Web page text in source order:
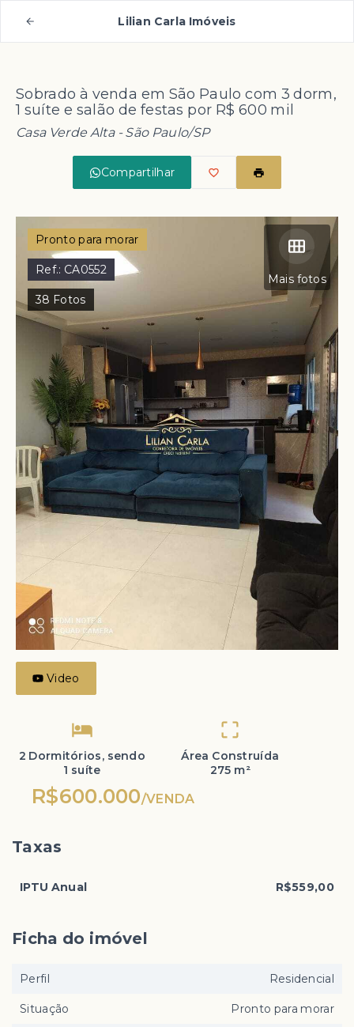
Lilian Carla Imóveis
Sobrado à venda em São Paulo com 3 dorm,
1 suíte e salão de festas por R$ 600 mil
Casa Verde Alta - São Paulo/SP
Compartilhar
Mais fotos
Pronto para morar
Ref.: CA0552
38 Fotos
Video
2 Dormitórios, sendo
1 suíte
Área Construída
275 m²
R$600.000/VENDA
Taxas
IPTU Anual R$559,00
Ficha do imóvel
Perfil Residencial
Situação Pronto para morar